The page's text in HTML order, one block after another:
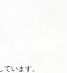
います。